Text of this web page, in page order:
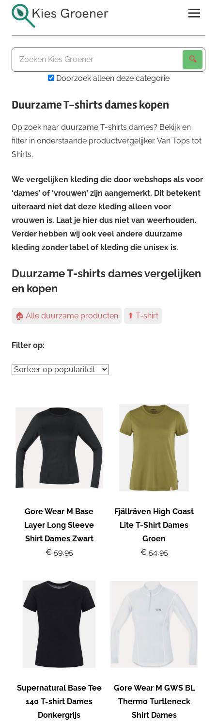
naar
inhoudKies
GroenerDoorzoek alleen deze categorie
Duurzame T-shirts dames kopen
Op zoek naar duurzame T-shirts dames? Bekijk en
filter in onderstaande productvergelijker. Van Tops tot
Shirts.
We vergelijken kleding die door webshops als voor
‘dames’ of ‘vrouwen’ zijn aangemerkt. Dit betekent
uiteraard niet dat deze kleding alleen voor
vrouwen is. Laat je hier dus niet van weerhouden.
Verder hebben wij ook veel andere duurzame
kleding zonder label of kleding die unisex is.
Duurzame T-shirts dames vergelijken
en kopen
🏠 Alle duurzame producten ⬆ T-shirt
Filter op:
Gore Wear M Base
Layer Long Sleeve
Shirt Dames Zwart
€ 59,95
Fjällräven High Coast
Lite T-Shirt Dames
Groen
€ 54,95
Supernatural Base Tee
140 T-shirt Dames
Donkergrijs
Gore Wear M GWS BL
Thermo Turtleneck
Shirt Dames